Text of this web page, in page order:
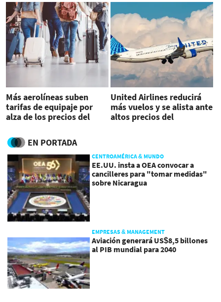
Más aerolíneas suben
tarifas de equipaje por
alza de los precios del
United Airlines reducirá
más vuelos y se alista ante
altos precios del
EN PORTADA
CENTROAMÉRICA & MUNDO
EE.UU. insta a OEA convocar a
cancilleres para "tomar medidas"
sobre Nicaragua
EMPRESAS & MANAGEMENT
Aviación generará US$8,5 billones
al PIB mundial para 2040